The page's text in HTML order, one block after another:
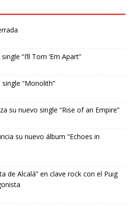
“I’ll Torn ‘Em Apart”
“Monolith”
su nuevo single “Rise of an Empire”
su nuevo álbum “Echoes in
de Alcalá” en clave rock con el Puig